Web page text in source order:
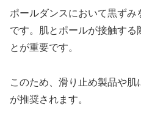
ポールダンスにおいて黒ず
です。肌とポールが接触する
とが重要です。
このため、滑り止め製品や
が推奨されます。